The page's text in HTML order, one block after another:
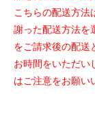
こちらの配送方法
謝った配送方法を
をご請求後の配送
お時間をいただい
はご注意をお願い